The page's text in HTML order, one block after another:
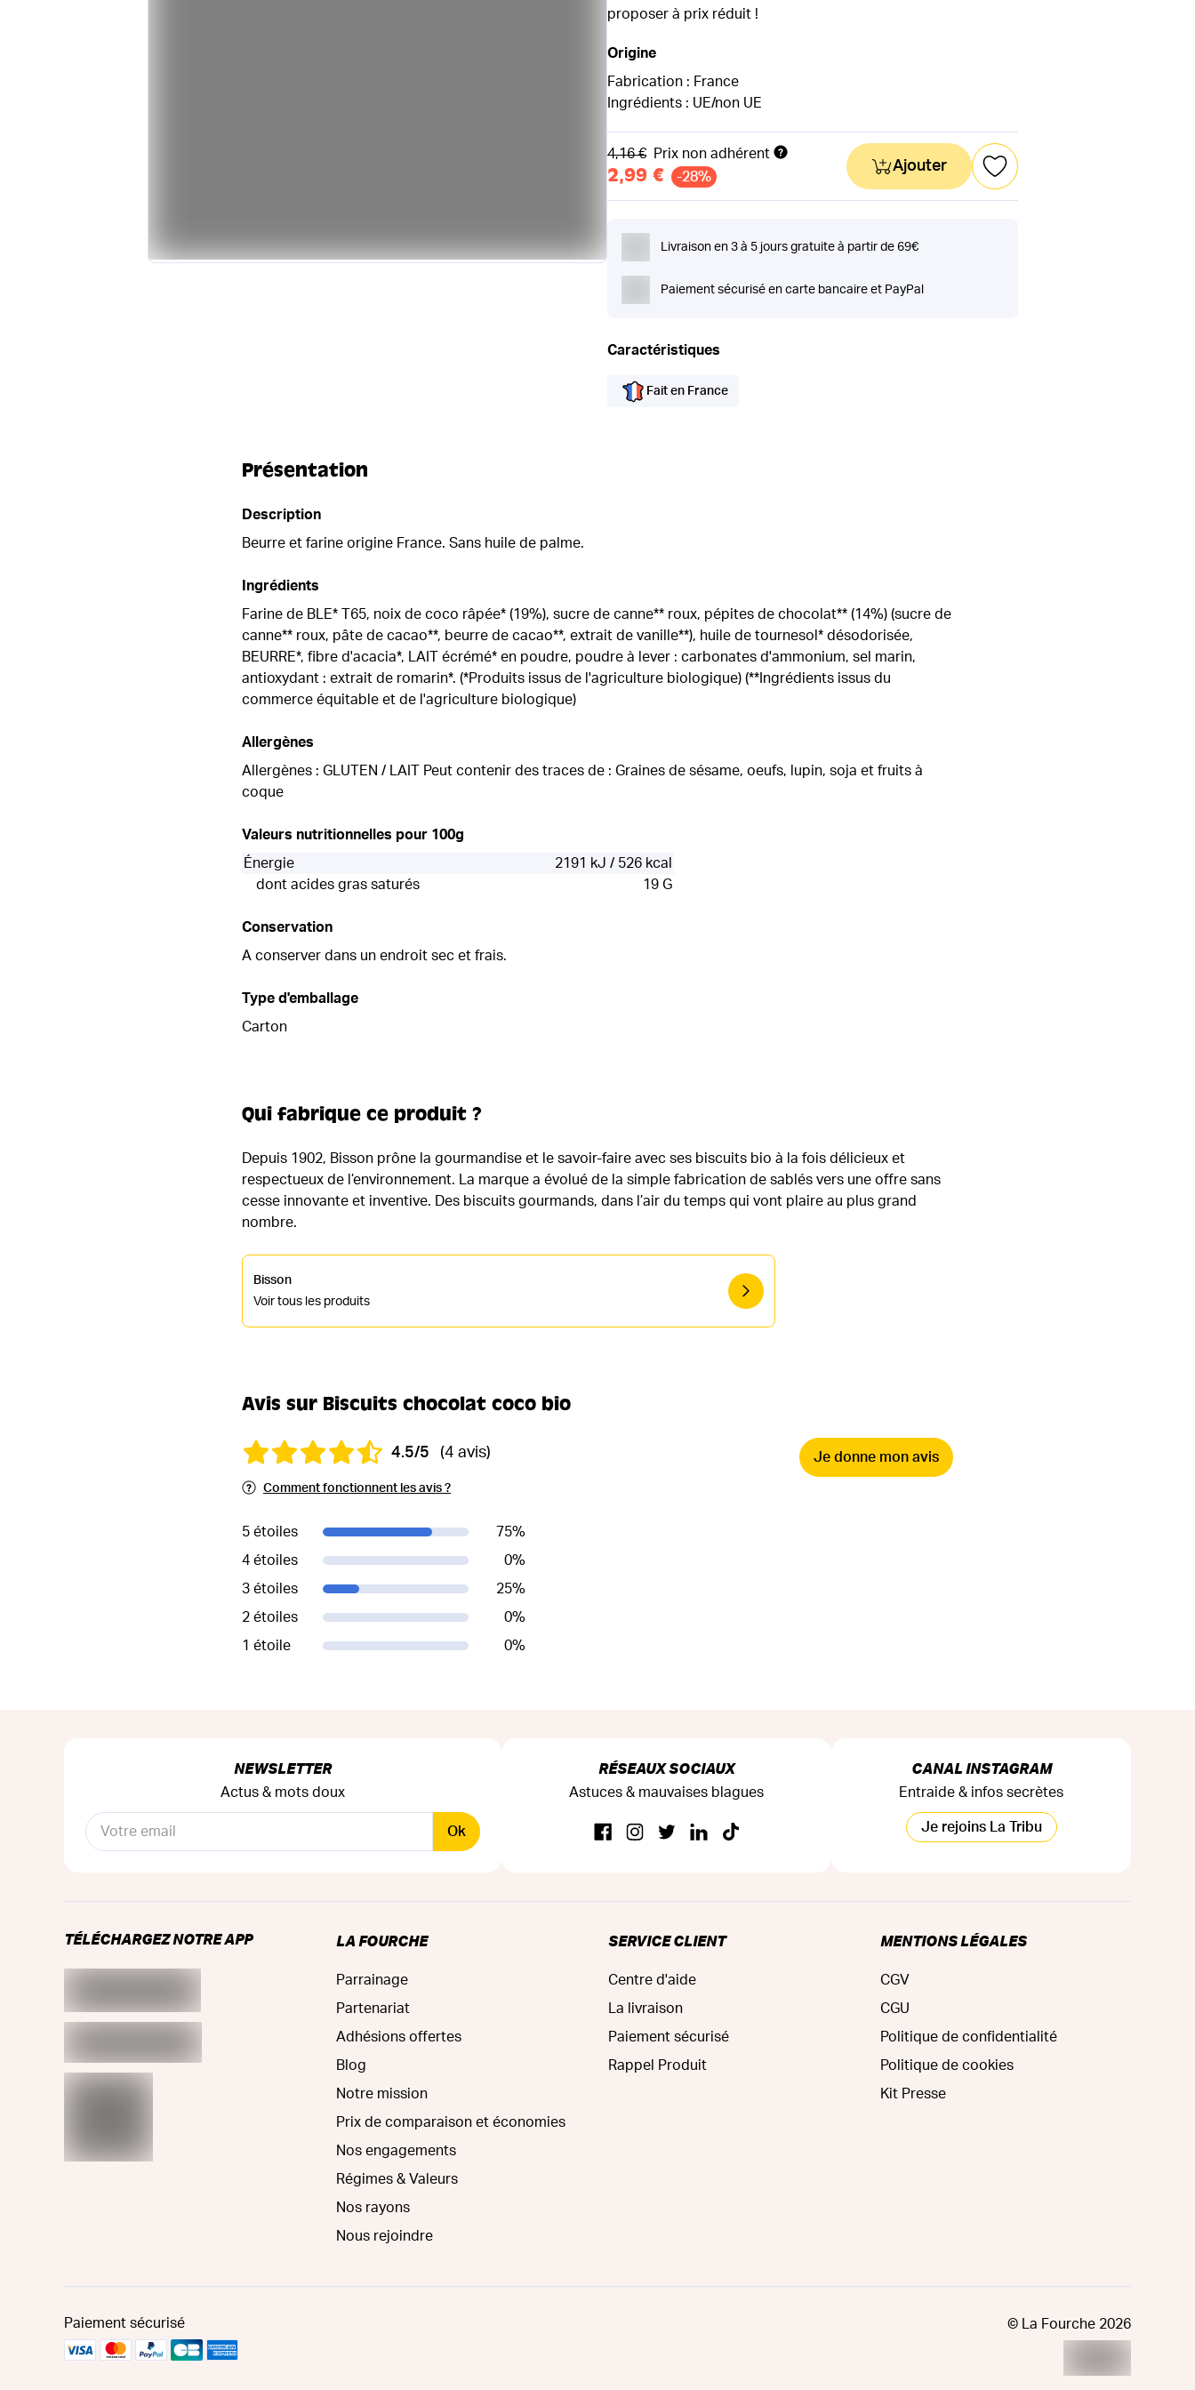
proposer à prix réduit !
Origine
Fabrication : France
Ingrédients : UE/non UE
Ancien prix
4,16 € Prix non adhérent
2,99 € -28%
Ajouter
Livraison en 3 à 5 jours gratuite à partir de 69€
Paiement sécurisé en carte bancaire et PayPal
Caractéristiques
Fait en France
Présentation
Description
Beurre et farine origine France. Sans huile de palme.
Ingrédients
Farine de BLE* T65, noix de coco râpée* (19%), sucre de canne** roux, pépites de chocolat** (14%) (sucre de
canne** roux, pâte de cacao**, beurre de cacao**, extrait de vanille**), huile de tournesol* désodorisée,
BEURRE*, fibre d'acacia*, LAIT écrémé* en poudre, poudre à lever : carbonates d'ammonium, sel marin,
antioxydant : extrait de romarin*. (*Produits issus de l'agriculture biologique) (**Ingrédients issus du
commerce équitable et de l'agriculture biologique)
Allergènes
Allergènes : GLUTEN / LAIT Peut contenir des traces de : Graines de sésame, oeufs, lupin, soja et fruits à
coque
Valeurs nutritionnelles pour 100g
Énergie
2191 kJ / 526 kcal
dont acides gras saturés
19 G
Conservation
A conserver dans un endroit sec et frais.
Type d'emballage
Carton
Qui fabrique ce produit ?
Depuis 1902, Bisson prône la gourmandise et le savoir-faire avec ses biscuits bio à la fois délicieux et
respectueux de l’environnement. La marque a évolué de la simple fabrication de sablés vers une offre sans
cesse innovante et inventive. Des biscuits gourmands, dans l’air du temps qui vont plaire au plus grand
nombre.
Bisson
Voir tous les produits
Avis sur Biscuits chocolat coco bio
4.5/5 (4 avis)
Comment fonctionnent les avis ?
Je donne mon avis
5 étoiles 75%
4 étoiles
0%
3 étoiles
25%
2 étoiles
0%
1 étoile
0%
NEWSLETTER
Actus & mots doux
Ok
RÉSEAUX SOCIAUX
Astuces & mauvaises blagues
CANAL INSTAGRAM
Entraide & infos secrètes
Je rejoins La Tribu
TÉLÉCHARGEZ NOTRE APP LA FOURCHE
Parrainage
Partenariat
Adhésions offertes
Blog
Notre mission
Prix de comparaison et économies
Nos engagements
Régimes & Valeurs
Nos rayons
Nous rejoindre
SERVICE CLIENT
Centre d'aide
La livraison
Paiement sécurisé
Rappel Produit
MENTIONS LÉGALES
CGV
CGU
Politique de confidentialité
Politique de cookies
Kit Presse
Paiement sécurisé © La Fourche 2026